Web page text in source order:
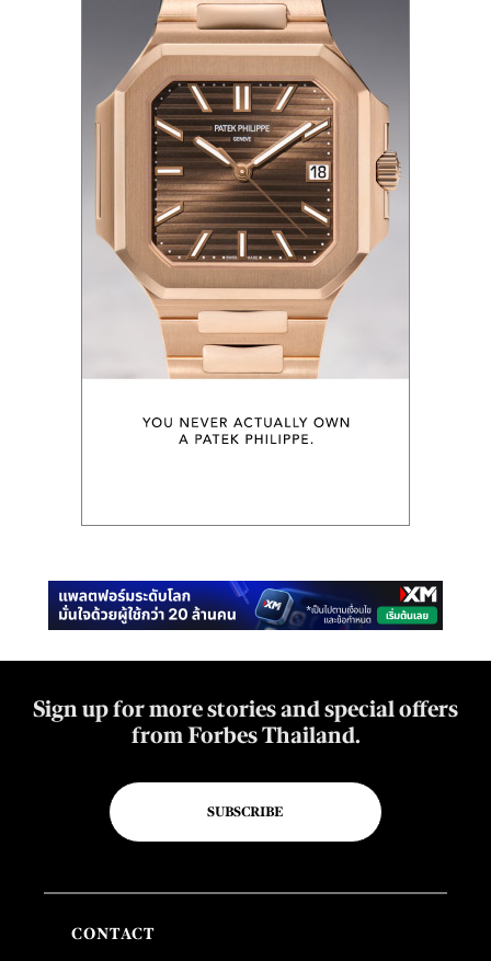
Sign up for more stories and special offers
from Forbes Thailand.
SUBSCRIBE
CONTACT